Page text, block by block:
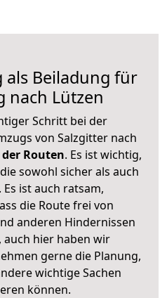
als Beiladung für
nach Lützen
Schritt bei der
von Salzgitter nach
Routen. Es ist wichtig,
sowohl sicher als auch
ist auch ratsam,
die Route frei von
anderen Hindernissen
auch hier haben wir
gerne die Planung,
wichtige Sachen
können.